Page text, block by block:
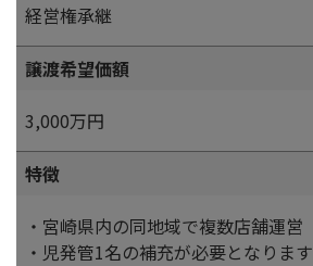
経営権承継
譲渡希望価額
3,000万円
特徴
・宮崎県内の同地域で複数店舗運営
・児発管1名の補充が必要となります